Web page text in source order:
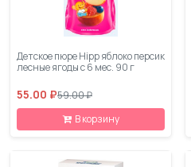
Детское пюре Hipp яблоко персик
лесные ягоды с 6 мес. 90 г
55.00 ₽59.00 ₽
В корзину